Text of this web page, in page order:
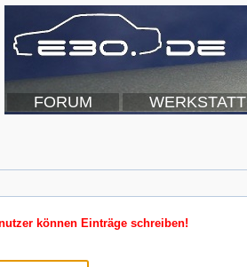
FORUM WERKSTATT
können Einträge schreiben!